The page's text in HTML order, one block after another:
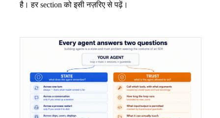
है। हर section को इसी नज़रिए से पढ़ें।